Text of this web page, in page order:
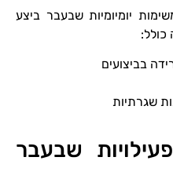
יומיומיות שבעבר ביצע
כולל:
בביצועים
שגרתיות
שבעבר